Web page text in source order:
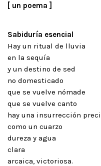
[ un poema ]
Sabiduría esencial
Hay un ritual de lluvia
en la sequía
y un destino de sed
no domesticado
que se vuelve nómade
que se vuelve canto
hay una insurrección
como un cuarzo
dureza y agua
clara
arcaica, victoriosa.